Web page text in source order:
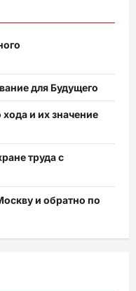
для Будущего
и их значение
труда с
и обратно по